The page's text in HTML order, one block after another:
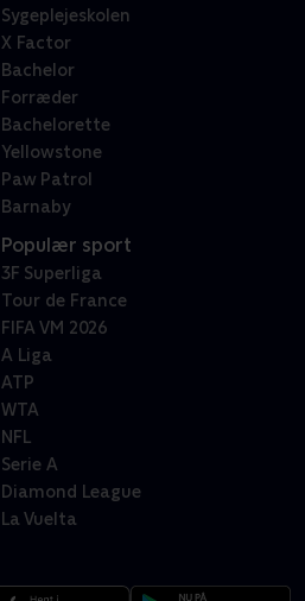
Sygeplejeskolen
X Factor
Bachelor
Forræder
Bachelorette
Yellowstone
Paw Patrol
Barnaby
Populær sport
3F Superliga
Tour de France
FIFA VM 2026
A Liga
ATP
WTA
NFL
Serie A
Diamond League
La Vuelta